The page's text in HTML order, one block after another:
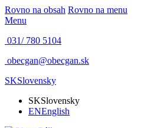
Rovno na obsah Rovno na menu
Menu
031/ 780 5104
obecgan@obecgan.sk
SKSlovensky
SKSlovensky
ENEnglish